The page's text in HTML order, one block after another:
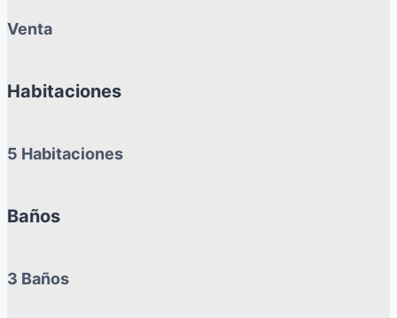
Venta
Habitaciones
5 Habitaciones
Baños
3 Baños